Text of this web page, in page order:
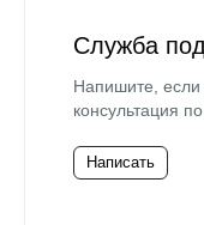
Служба
Напишите,
консультация
Написать